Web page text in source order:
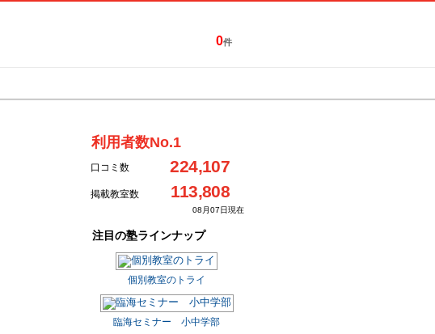
0件
利用者数No.1
口コミ数 224,107
掲載教室数 113,808
08月07日現在
注目の塾ラインナップ
個別教室のトライ
臨海セミナー 小中学部